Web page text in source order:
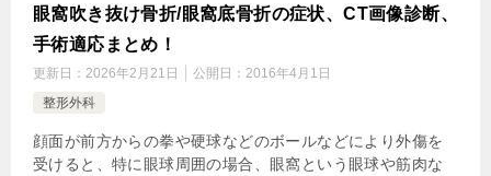
眼窩吹き抜け骨折/眼窩底骨折の症状、CT画像診断、
手術適応まとめ！
更新日： 2026年2月21日 公開日： 2016年4月1日
整形外科
顔面が前方からの拳や硬球などのボールなどにより外傷を
受けると、特に眼球周囲の場合、眼窩という眼球や筋肉な